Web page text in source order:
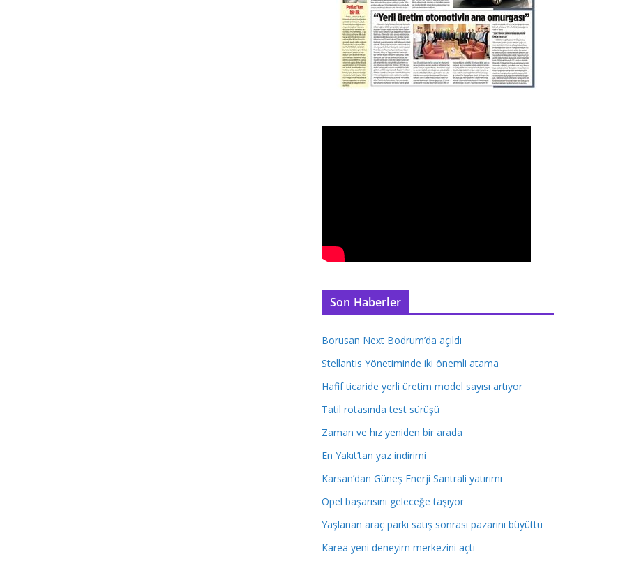
Son Haberler
Borusan Next Bodrum’da açıldı
Stellantis Yönetiminde iki önemli atama
Hafif ticaride yerli üretim model sayısı artıyor
Tatil rotasında test sürüşü
Zaman ve hız yeniden bir arada
En Yakıt’tan yaz indirimi
Karsan’dan Güneş Enerji Santrali yatırımı
Opel başarısını geleceğe taşıyor
Yaşlanan araç parkı satış sonrası pazarını büyüttü
Karea yeni deneyim merkezini açtı